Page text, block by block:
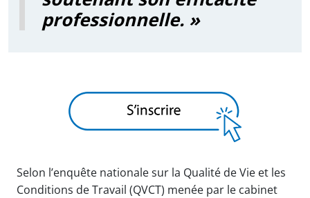
professionnelle. »
Selon l’enquête nationale sur la Qualité de Vie et les
Conditions de Travail (QVCT) menée par le cabinet